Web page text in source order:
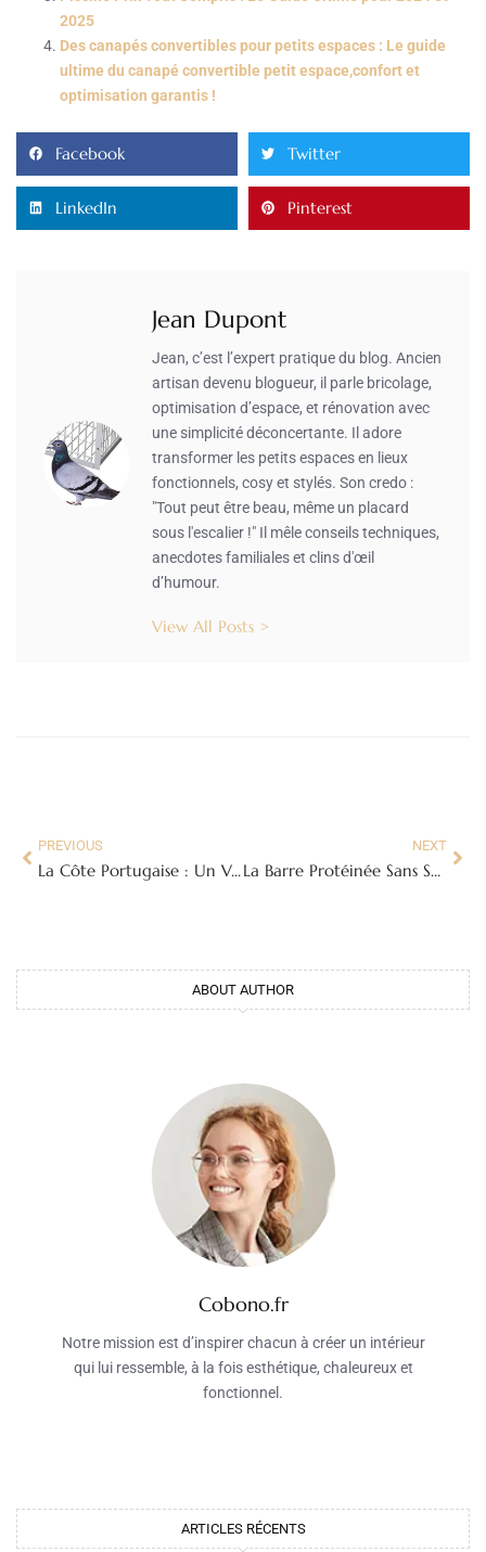
2025
Des canapés convertibles pour petits espaces : Le guide
ultime du canapé convertible petit espace,confort et
optimisation garantis !
Facebook Twitter
LinkedIn Pinterest
Jean Dupont
Jean, c’est l’expert pratique du blog. Ancien
artisan devenu blogueur, il parle bricolage,
optimisation d’espace, et rénovation avec
une simplicité déconcertante. Il adore
transformer les petits espaces en lieux
fonctionnels, cosy et stylés. Son credo :
"Tout peut être beau, même un placard
sous l'escalier !" Il mêle conseils techniques,
anecdotes familiales et clins d'œil
d’humour.
View All Posts >
PREVIOUS
La Côte Portugaise : Un Voyage Inoubliable le Long de l’Atlantique
NEXT
La Barre Protéinée Sans Sucre : Votre Alliée pour une Alimentation Saine et Gourmande
ABOUT AUTHOR
Cobono.fr
Notre mission est d’inspirer chacun à créer un intérieur
qui lui ressemble, à la fois esthétique, chaleureux et
fonctionnel.
ARTICLES RÉCENTS